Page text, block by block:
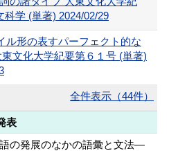
科学 (単著) 2024/02/29
ル形の表すパーフェクト的な
文化大学紀要第６１号 (単著)
全件表示（44件）
表
の発展のなかの語彙と文法―